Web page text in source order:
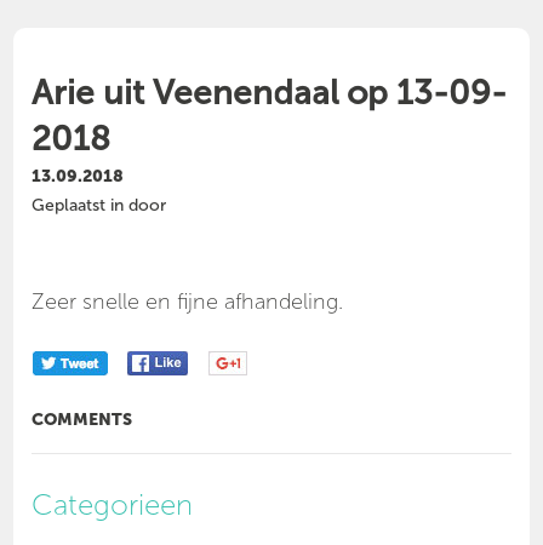
Arie uit Veenendaal op 13-09-
2018
13.09.2018
Geplaatst in door
Zeer snelle en fijne afhandeling.
COMMENTS
Categorieen